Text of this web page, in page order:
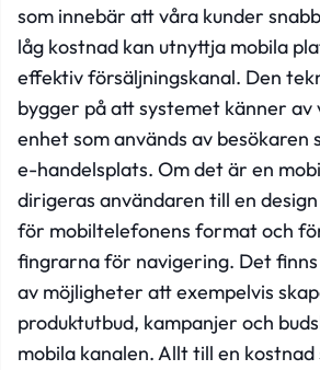
som innebär att våra kunder
låg kostnad kan utnyttja mobila
effektiv försäljningskanal. Den
bygger på att systemet känner av
enhet som används av besökaren
e-handelsplats. Om det är en
dirigeras användaren till en
för mobiltelefonens format och
fingrarna för navigering. Det
av möjligheter att exempelvis
produktutbud, kampanjer och
mobila kanalen. Allt till en